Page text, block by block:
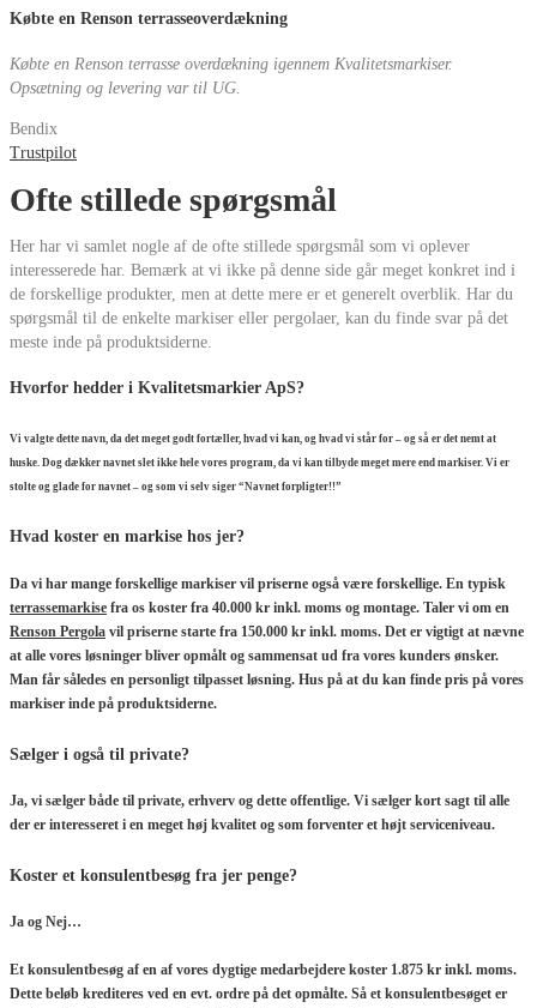
Købte en Renson terrasseoverdækning
Købte en Renson terrasse overdækning igennem Kvalitetsmarkiser.
Opsætning og levering var til UG.
Bendix
Trustpilot
Ofte stillede spørgsmål
Her har vi samlet nogle af de ofte stillede spørgsmål som vi oplever
interesserede har. Bemærk at vi ikke på denne side går meget konkret ind i
de forskellige produkter, men at dette mere er et generelt overblik. Har du
spørgsmål til de enkelte markiser eller pergolaer, kan du finde svar på det
meste inde på produktsiderne.
Hvorfor hedder i Kvalitetsmarkier ApS?
Vi valgte dette navn, da det meget godt fortæller, hvad vi kan, og hvad vi står for – og så er det nemt at
huske. Dog dækker navnet slet ikke hele vores program, da vi kan tilbyde meget mere end markiser. Vi er
stolte og glade for navnet – og som vi selv siger “Navnet forpligter!!”
Hvad koster en markise hos jer?
Da vi har mange forskellige markiser vil priserne også være forskellige. En typisk
terrassemarkise fra os koster fra 40.000 kr inkl. moms og montage. Taler vi om en
Renson Pergola vil priserne starte fra 150.000 kr inkl. moms. Det er vigtigt at nævne
at alle vores løsninger bliver opmålt og sammensat ud fra vores kunders ønsker.
Man får således en personligt tilpasset løsning. Hus på at du kan finde pris på vores
markiser inde på produktsiderne.
Sælger i også til private?
Ja, vi sælger både til private, erhverv og dette offentlige. Vi sælger kort sagt til alle
der er interesseret i en meget høj kvalitet og som forventer et højt serviceniveau.
Koster et konsulentbesøg fra jer penge?
Ja og Nej…
Et konsulentbesøg af en af vores dygtige medarbejdere koster 1.875 kr inkl. moms.
Dette beløb krediteres ved en evt. ordre på det opmålte. Så et konsulentbesøget er